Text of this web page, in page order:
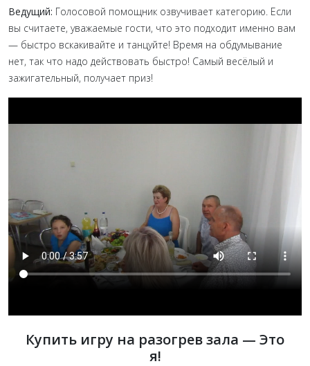
Ведущий: Голосовой помощник озвучивает категорию. Если
вы считаете, уважаемые гости, что это подходит именно вам
— быстро вскакивайте и танцуйте! Время на обдумывание
нет, так что надо действовать быстро! Самый весёлый и
зажигательный, получает приз!
Купить игру на разогрев зала — Это
я!